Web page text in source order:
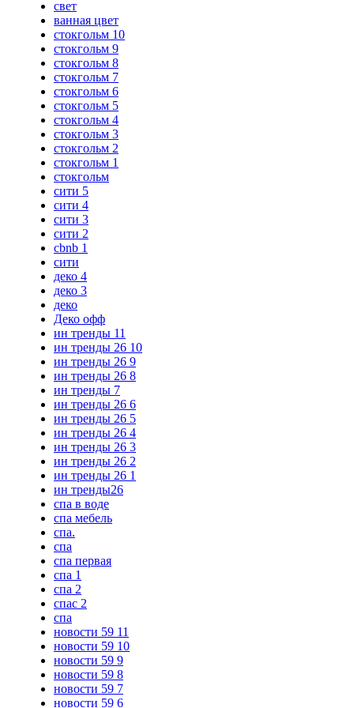
свет
ванная цвет
стокгольм 10
стокгольм 9
стокгольм 8
стокгольм 7
стокгольм 6
стокгольм 5
стокгольм 4
стокгольм 3
стокгольм 2
стокгольм 1
стокгольм
сити 5
сити 4
сити 3
сити 2
cbnb 1
сити
деко 4
деко 3
деко
Деко офф
ин тренды 11
ин тренды 26 10
ин тренды 26 9
ин тренды 26 8
ин тренды 7
ин тренды 26 6
ин тренды 26 5
ин тренды 26 4
ин тренды 26 3
ин тренды 26 2
ин тренды 26 1
ин тренды26
спа в воде
спа мебель
спа.
спа
спа первая
спа 1
спа 2
спас 2
спа
новости 59 11
новости 59 10
новости 59 9
новости 59 8
новости 59 7
новости 59 6